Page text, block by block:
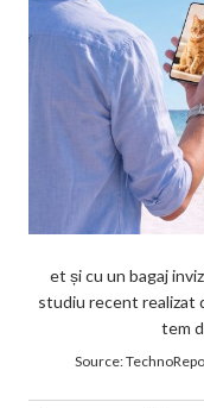
et și cu un bagaj
studiu recent realizat
tem
Source: